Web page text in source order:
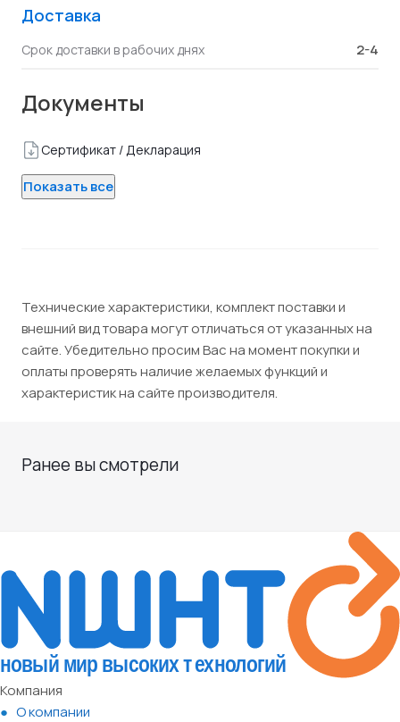
Доставка
Срок доставки в рабочих днях 2-4
Документы
Сертификат / Декларация
Показать все
Технические характеристики, комплект поставки и
внешний вид товара могут отличаться от указанных на
сайте. Убедительно просим Вас на момент покупки и
оплаты проверять наличие желаемых функций и
характеристик на сайте производителя.
Ранее вы смотрели
Компания
О компании